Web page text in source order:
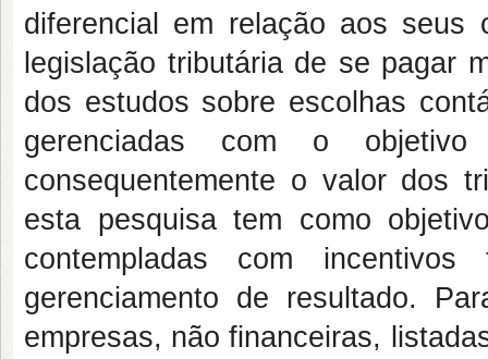
diferencial em relação aos seus
legislação tributária de se pagar
dos estudos sobre escolhas
gerenciadas com o
consequentemente o valor dos
esta pesquisa tem como
contempladas com
gerenciamento de resultado.
empresas, não financeiras,